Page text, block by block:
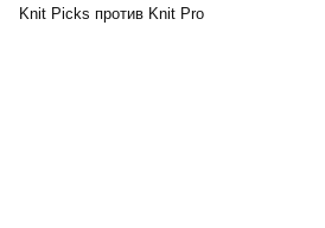
Knit Picks против Knit Pro